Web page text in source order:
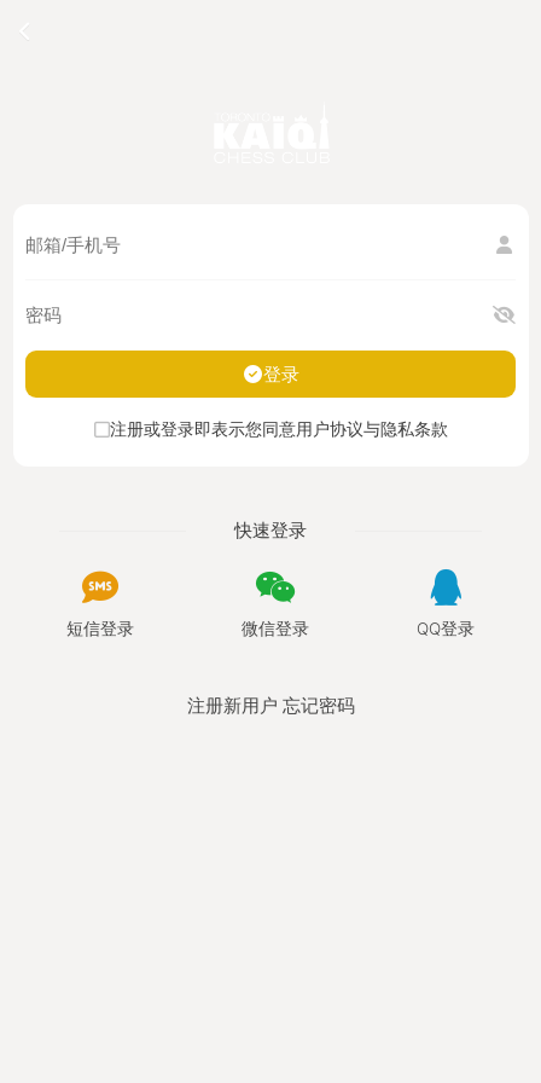
登录
注册或登录即表示您同意用户协议与隐私条款
快速登录
短信登录 微信登录 QQ登录
注册新用户 忘记密码